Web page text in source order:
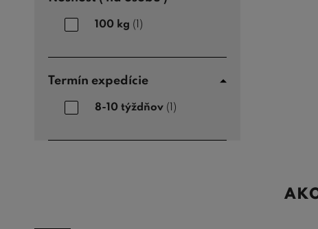
100 kg (1)
Termín expedície
8-10 týždňov (1)